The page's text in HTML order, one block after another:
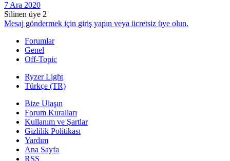
7 Ara 2020
Silinen üye 2
Mesaj göndermek için giriş yapın veya ücretsiz üye olun.
Forumlar
Genel
Off-Topic
Ryzer Light
Türkçe (TR)
Bize Ulaşın
Forum Kuralları
Kullanım ve Şartlar
Gizlilik Politikası
Yardım
Ana Sayfa
RSS